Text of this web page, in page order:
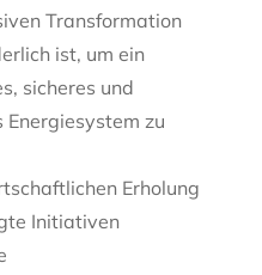
Transformation
ist, um ein
sicheres und
zu
Erholung
Initiativen